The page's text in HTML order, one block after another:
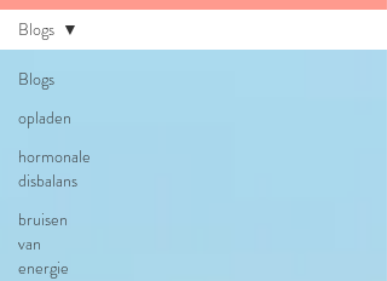
Blogs
opladen
hormonale
disbalans
bruisen
van
energie
Blogs